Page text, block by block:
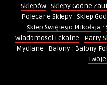
Sklepów: Sklepy Godne
Polecane Sklepy : Sklep
Sklep Świętego Mikołaja :
Wiadomości Lokalne : Party
Mydlane : Balony: Balony